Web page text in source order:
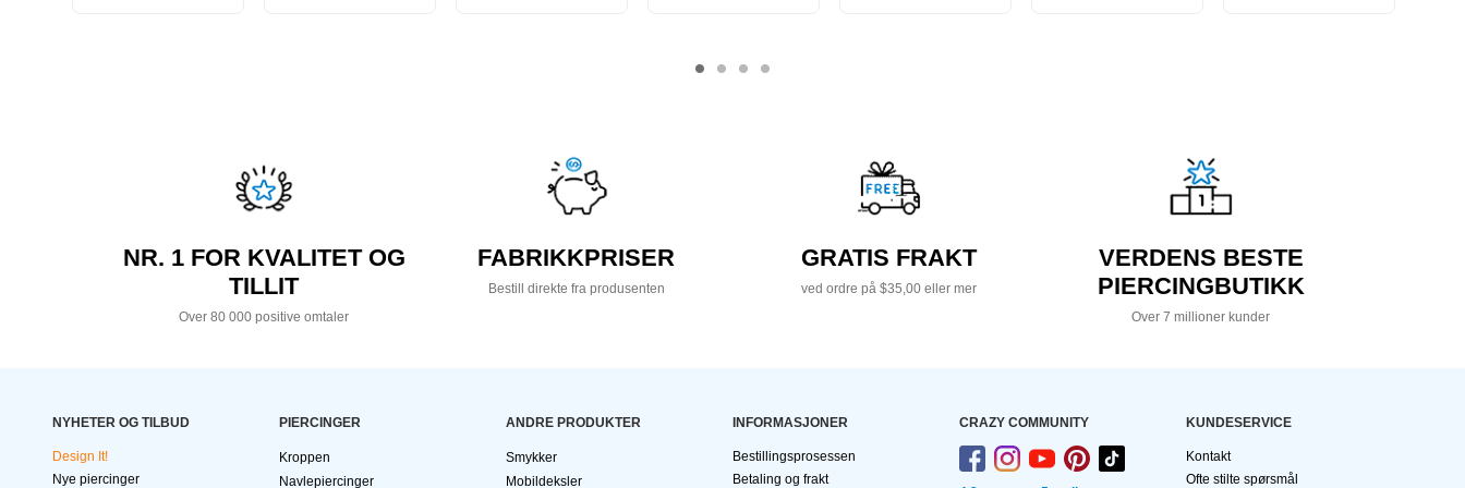
NR. 1 FOR KVALITET OG
TILLIT
Over 80 000 positive omtaler
FABRIKKPRISER
Bestill direkte fra produsenten
GRATIS FRAKT
ved ordre på $35,00 eller mer
VERDENS BESTE
PIERCINGBUTIKK
Over 7 millioner kunder
NYHETER OG TILBUD
Design It!
Nye piercinger
PIERCINGER
Kroppen
Navlepiercinger
ANDRE PRODUKTER
Smykker
Mobildeksler
INFORMASJONER
Bestillingsprosessen
Betaling og frakt
CRAZY COMMUNITY KUNDESERVICE
Kontakt
Ofte stilte spørsmål